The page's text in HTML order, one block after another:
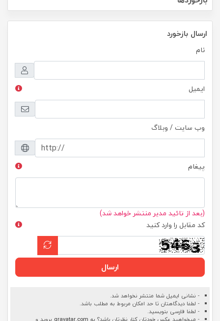
ارسال بازخورد
نام
ایمیل
وب سایت / وبلاگ
پیغام
(بعد از تائید مدیر منتشر خواهد شد)
کد مقابل را وارد کنید
ارسال
- نشانی ایمیل شما منتشر نخواهد شد.
- لطفا دیدگاهتان تا حد امکان مربوط به مطلب باشد.
- لطفا فارسی بنویسید.